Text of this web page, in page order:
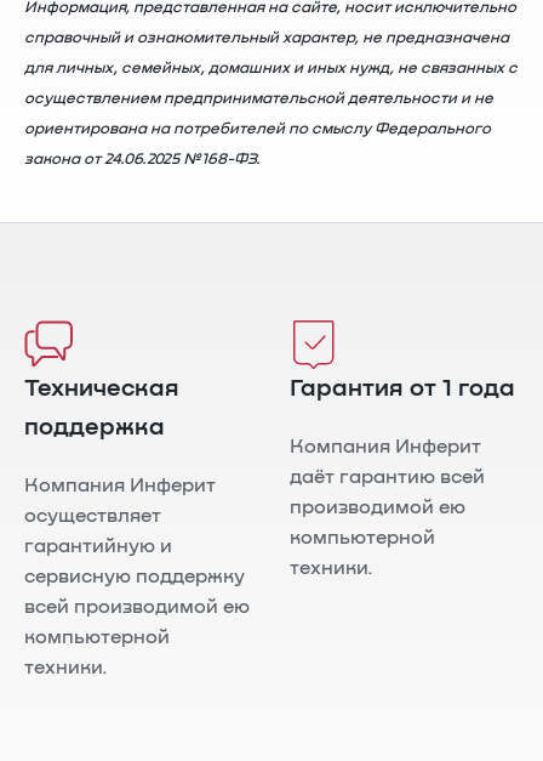
Информация, представленная на сайте, носит исключительно
справочный и ознакомительный характер, не предназначена
для личных, семейных, домашних и иных нужд, не связанных с
осуществлением предпринимательской деятельности и не
ориентирована на потребителей по смыслу Федерального
закона от 24.06.2025 №168-ФЗ.
Техническая
поддержка
Компания Инферит
осуществляет
гарантийную и
сервисную поддержку
всей производимой ею
компьютерной
техники.
Гарантия от 1 года
Компания Инферит
даёт гарантию всей
производимой ею
компьютерной
техники.